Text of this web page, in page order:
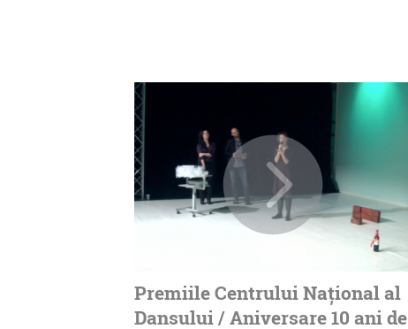
Premiile Centrului Național al
Dansului / Aniversare 10 ani de